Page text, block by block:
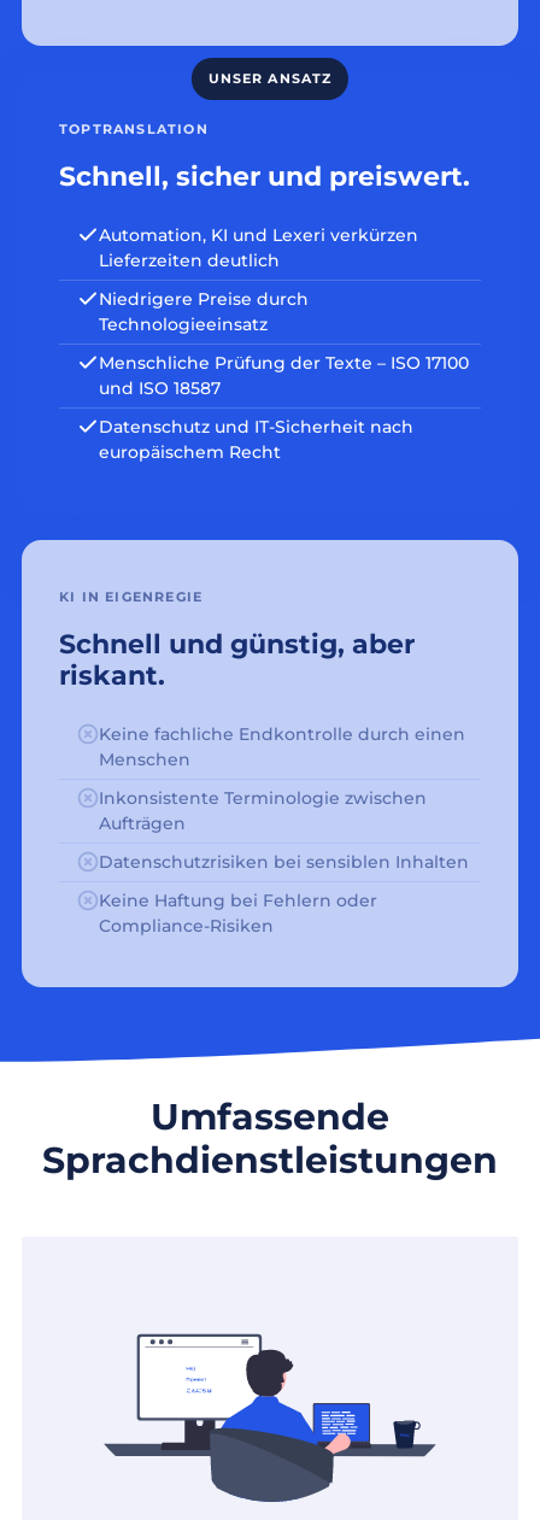
TOPTRANSLATION
Schnell, sicher und preiswert.
Automation, KI und Lexeri verkürzen
Lieferzeiten deutlich
Niedrigere Preise durch
Technologieeinsatz
Menschliche Prüfung der Texte – ISO 17100
und ISO 18587
Datenschutz und IT-Sicherheit nach
europäischem Recht
KI IN EIGENREGIE
Schnell und günstig, aber
riskant.
Keine fachliche Endkontrolle durch einen
Menschen
Inkonsistente Terminologie zwischen
Aufträgen
Datenschutzrisiken bei sensiblen Inhalten
Keine Haftung bei Fehlern oder
Compliance-Risiken
Umfassende
Sprachdienstleistungen